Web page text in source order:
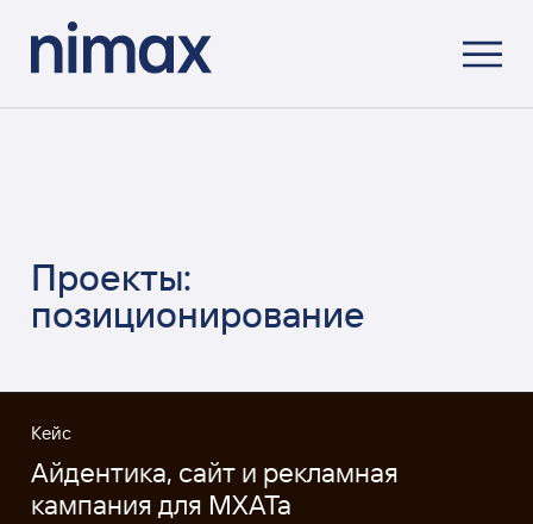
Проекты:
позиционирование
Кейс
Айдентика, сайт и рекламная
кампания для МХАТа